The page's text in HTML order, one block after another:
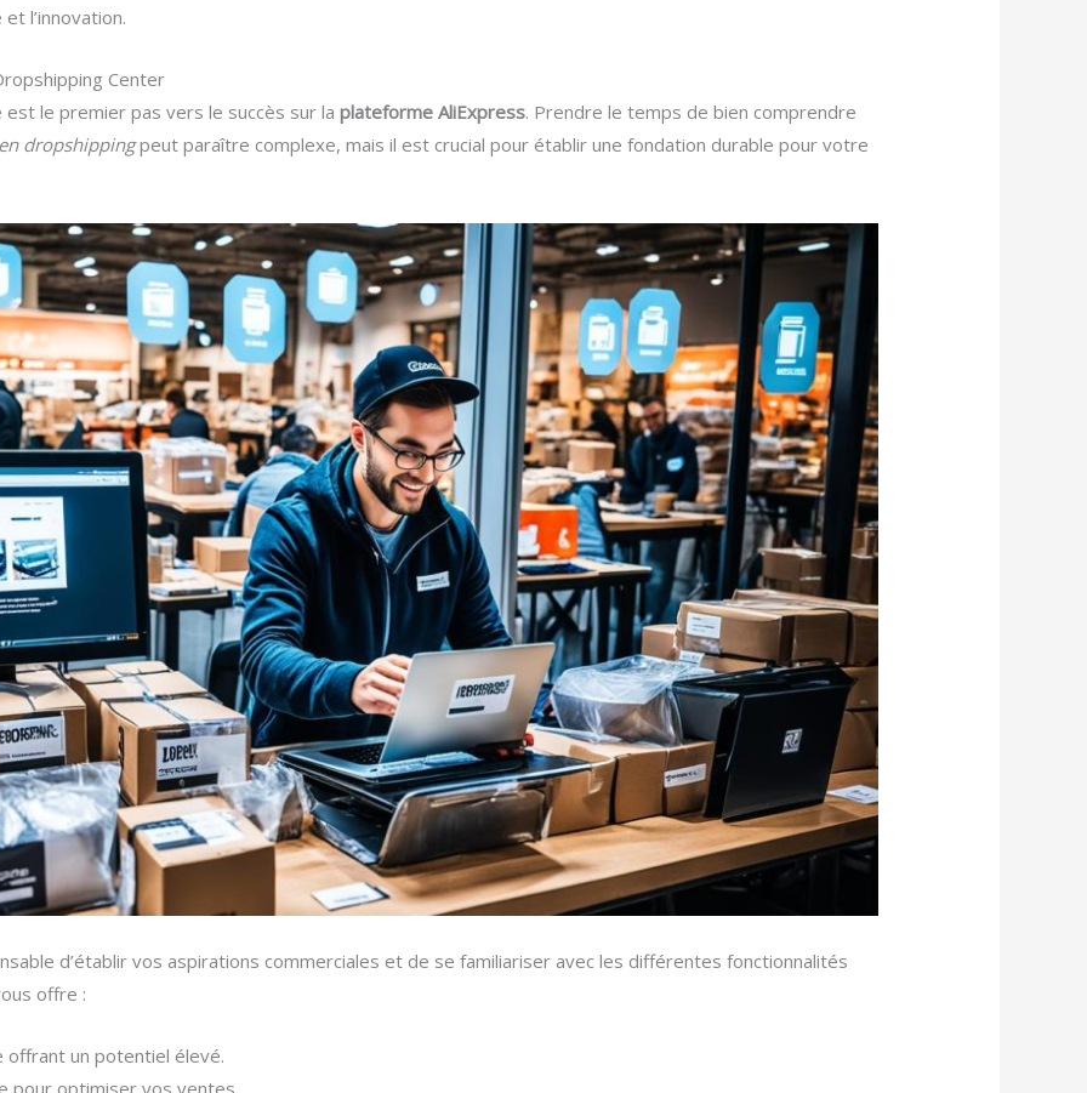
l’innovation.
Center
le premier pas vers le succès sur laplateforme AliExpress. Prendre le temps de bien comprendre
dropshippingpeut paraître complexe, mais il est crucial pour établir une fondation durable pour votre
d’établir vos aspirations commerciales et de se familiariser avec les différentes fonctionnalités
offre :
un potentiel élevé.
pour optimiser vos ventes.